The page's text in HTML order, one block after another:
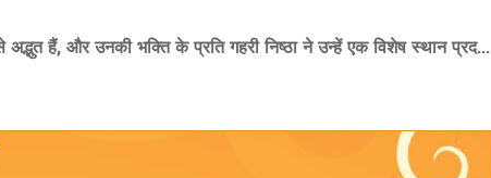
हैं, और उनकी भक्ति के प्रति गहरी निष्ठा ने उन्हें एक विशेष स्थान प्रद...